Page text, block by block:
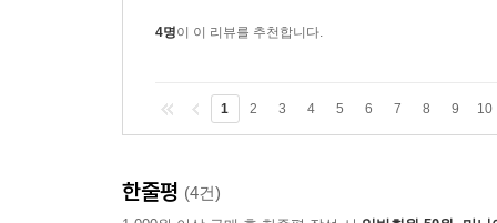
4명이 이 리뷰를 추천합니다.
1 2 3 4 5 6 7 8 9 10
한줄평 (4건)